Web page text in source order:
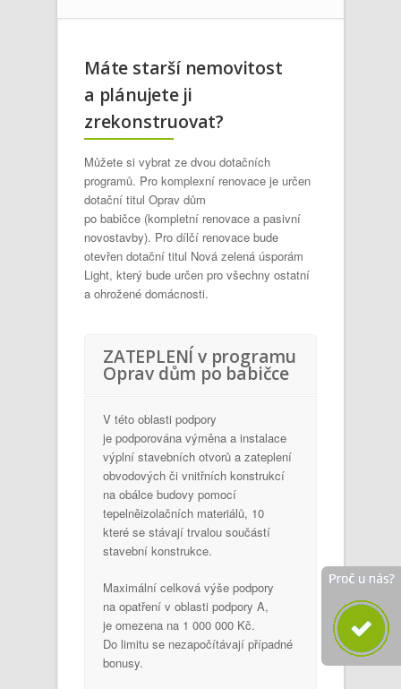
Máte starší nemovitost
a plánujete ji
zrekonstruovat?
Můžete si vybrat ze dvou dotačních
programů. Pro komplexní renovace je určen
dotační titul Oprav dům
po babičce (kompletní renovace a pasivní
novostavby). Pro dílčí renovace bude
otevřen dotační titul Nová zelená úsporám
Light, který bude určen pro všechny ostatní
a ohrožené domácnosti.
ZATEPLENÍ v programu
Oprav dům po babičce
V této oblasti podpory
je podporována výměna a instalace
výplní stavebních otvorů a zateplení
obvodových či vnitřních konstrukcí
na obálce budovy pomocí
tepelněizolačních materiálů, 10
které se stávají trvalou součástí
stavební konstrukce.
Maximální celková výše podpory
na opatření v oblasti podpory A,
je omezena na 1 000 000 Kč.
Do limitu se nezapočítávají případné
bonusy.